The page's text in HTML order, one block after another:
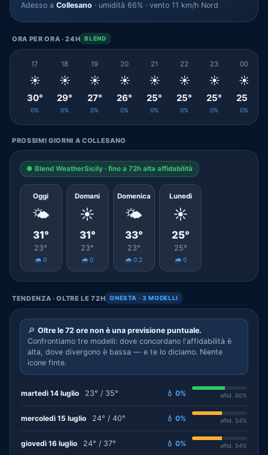
Adesso a Collesano · umidità 66% · vento 11 km/h Nord
ORA PER ORA · 24H BLEND
17
☀️
30°
0%
18
☀️
29°
0%
19
☀️
27°
0%
20
☀️
26°
0%
21
☀️
25°
0%
22
☀️
25°
0%
23
☀️
25°
0%
00
☀️
25°
0%
PROSSIMI GIORNI A COLLESANO
● Blend WeatherSicily · fino a 72h alta affidabilità
Oggi
🌤️
31°
23°
🌧️ 0
Domani
☀️
31°
23°
🌧️ 0
Domenica
🌤️
33°
23°
🌧️ 0.2
Lunedì
☀️
25°
25°
🌧️ 0
TENDENZA · OLTRE LE 72H ONESTA · 3 MODELLI
🔎 Oltre le 72 ore non è una previsione puntuale.
Confrontiamo tre modelli: dove concordano l'affidabilità è
alta, dove divergono è bassa — e te lo diciamo. Niente
icone finte.
martedì 14 luglio 23° / 35° 💧 0% affid. 60%
mercoledì 15 luglio 24° / 40° 💧 0% affid. 54%
giovedì 16 luglio 24° / 37° 💧 0% affid. 54%